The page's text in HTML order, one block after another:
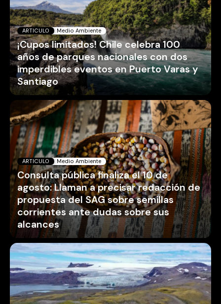
ARTICULO Medio Ambiente
¡Cupos limitados! Chile celebra 100
años de parques nacionales con dos
imperdibles eventos en Puerto Varas y
Santiago
ARTICULO Medio Ambiente
Consulta pública finaliza el 10 de
agosto: Llaman a precisar redacción de
propuesta del SAG sobre semillas
corrientes ante dudas sobre sus
alcances